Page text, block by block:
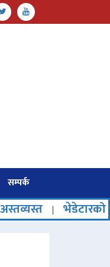
सम्पर्क
भेडेटारको पर्यटनमा